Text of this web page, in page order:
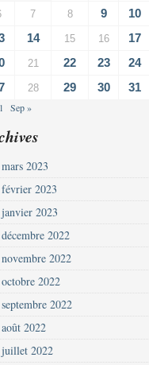
7 8 9 10
14 15 16 17
21 22 23 24
28 29 30 31
Sep »
mars 2023
février 2023
janvier 2023
décembre 2022
novembre 2022
octobre 2022
septembre 2022
août 2022
juillet 2022